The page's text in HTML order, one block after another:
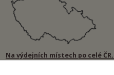
Na výdejních místech po celé ČR.